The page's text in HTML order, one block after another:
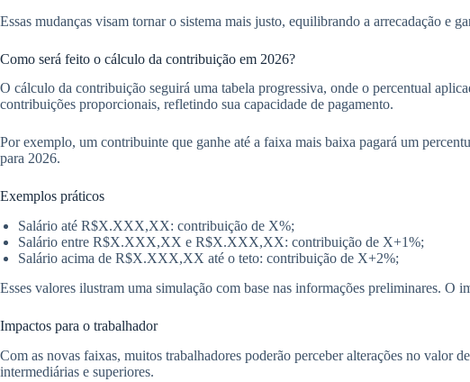
Essas mudanças visam tornar o sistema mais justo, equilibrando a arrecadação e
Como será feito o cálculo da contribuição em 2026?
O cálculo da contribuição seguirá uma tabela progressiva, onde o percentual
contribuições proporcionais, refletindo sua capacidade de pagamento.
Por exemplo, um contribuinte que ganhe até a faixa mais baixa pagará um
para 2026.
Exemplos práticos
Salário até R$X.XXX,XX: contribuição de X%;
Salário entre R$X.XXX,XX e R$X.XXX,XX: contribuição de X+1%;
Salário acima de R$X.XXX,XX até o teto: contribuição de X+2%;
Esses valores ilustram uma simulação com base nas informações preliminares. O
Impactos para o trabalhador
Com as novas faixas, muitos trabalhadores poderão perceber alterações no valor
intermediárias e superiores.